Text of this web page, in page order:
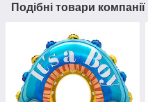
Подібні товари компанії